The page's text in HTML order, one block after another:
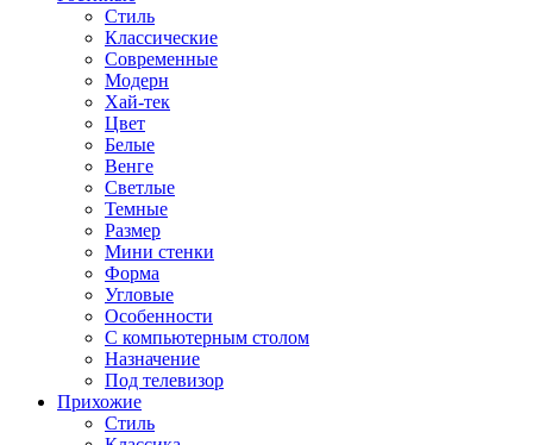
Стиль
Классические
Современные
Модерн
Хай-тек
Цвет
Белые
Венге
Светлые
Темные
Размер
Мини стенки
Форма
Угловые
Особенности
С компьютерным столом
Назначение
Под телевизор
Прихожие
Стиль